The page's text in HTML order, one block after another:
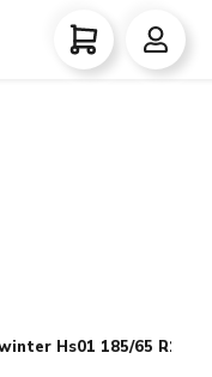
Hs01 185/65 R15